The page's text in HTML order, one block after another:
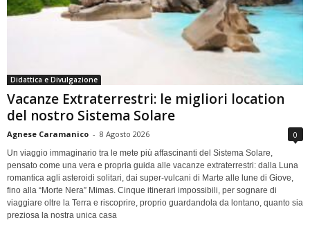
Didattica e Divulgazione
Vacanze Extraterrestri: le migliori location
del nostro Sistema Solare
Agnese Caramanico - 8 Agosto 2026 0
Un viaggio immaginario tra le mete più affascinanti del Sistema Solare,
pensato come una vera e propria guida alle vacanze extraterrestri: dalla Luna
romantica agli asteroidi solitari, dai super-vulcani di Marte alle lune di Giove,
fino alla “Morte Nera” Mimas. Cinque itinerari impossibili, per sognare di
viaggiare oltre la Terra e riscoprire, proprio guardandola da lontano, quanto sia
preziosa la nostra unica casa